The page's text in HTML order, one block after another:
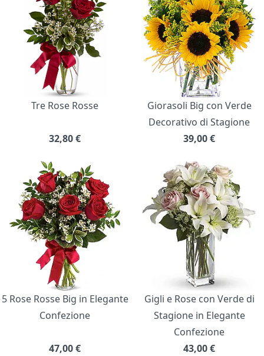
Tre Rose Rosse
32,80€
Giorasoli Big con Verde
Decorativo di Stagione
39,00€
5 Rose Rosse Big in Elegante
Confezione
47,00€
Gigli e Rose con Verde di
Stagione in Elegante
Confezione
43,00€